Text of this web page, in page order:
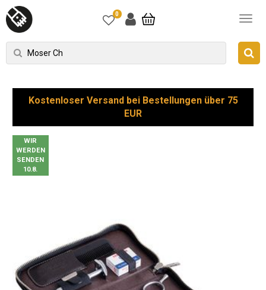
0
Kostenloser Versand bei Bestellungen über 75
EUR
WIR
WERDEN
SENDEN
10.8.